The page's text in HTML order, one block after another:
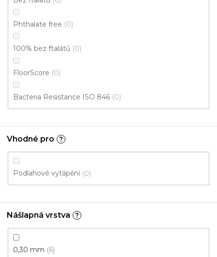
Phthalate free 0
100% bez ftalátů 0
FloorScore 0
Bacteria Resistance ISO 846 0
Vhodné pro ?
Podlahové vytápění 0
Nášlapná vrstva ?
0,30 mm 6
Fix (lepená)